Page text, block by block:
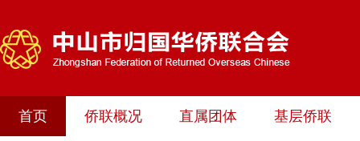
首页 侨联概况 直属团体 基层侨联